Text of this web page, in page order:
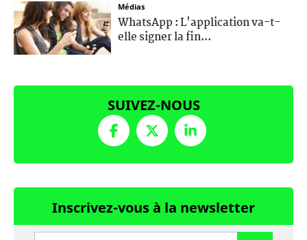
Médias
WhatsApp : L'application va-t-
elle signer la fin...
SUIVEZ-NOUS
Inscrivez-vous à la newsletter